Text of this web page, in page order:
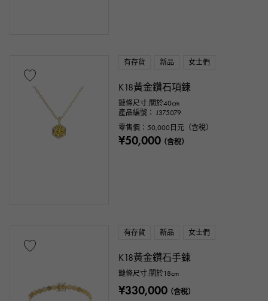
有存貨 新品 女士們
K18黃金鑽石項鍊
鏈條尺寸:關於40cm
產品編號： J375079
零售價：50,000 日元（含稅）
¥50,000（含稅）
有存貨 新品 女士們
K18黃金鑽石手鍊
鏈條尺寸:關於18cm
¥330,000（含稅）